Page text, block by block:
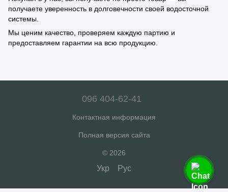
получаете уверенность в долговечности своей водосточной
системы.
Мы ценим качество, проверяем каждую партию и
предоставляем гарантии на всю продукцию.
096 404-62-41
Контактная информация
Полная версия сайта
© 2026
Укр Рус